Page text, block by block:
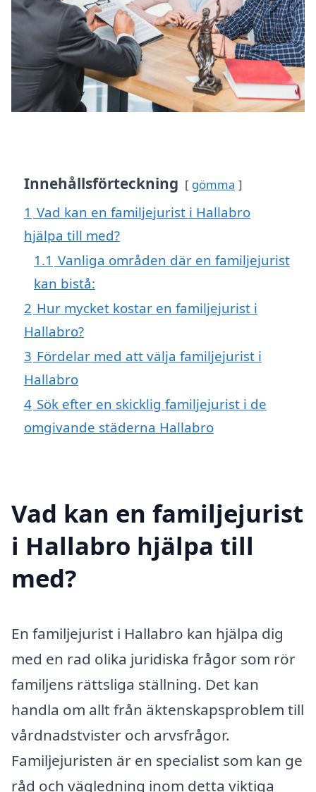
Innehållsförteckning gömma
1 Vad kan en familjejurist i Hallabro
hjälpa till med?
1.1 Vanliga områden där en familjejurist
kan bistå:
2 Hur mycket kostar en familjejurist i
Hallabro?
3 Fördelar med att välja familjejurist i
Hallabro
4 Sök efter en skicklig familjejurist i de
omgivande städerna Hallabro
Vad kan en familjejurist
i Hallabro hjälpa till
med?
En familjejurist i Hallabro kan hjälpa dig
med en rad olika juridiska frågor som rör
familjens rättsliga ställning. Det kan
handla om allt från äktenskapsproblem till
vårdnadstvister och arvsfrågor.
Familjejuristen är en specialist som kan ge
råd och vägledning inom detta viktiga